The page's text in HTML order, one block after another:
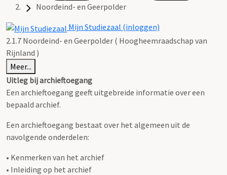
Noordeind- en Geerpolder
Mijn Studiezaal (inloggen)
2.1.7 Noordeind- en Geerpolder ( Hoogheemraadschap van
Rijnland )
Meer...
Uitleg bij archieftoegang
Een archieftoegang geeft uitgebreide informatie over een
bepaald archief.
Een archieftoegang bestaat over het algemeen uit de
navolgende onderdelen:
• Kenmerken van het archief
• Inleiding op het archief